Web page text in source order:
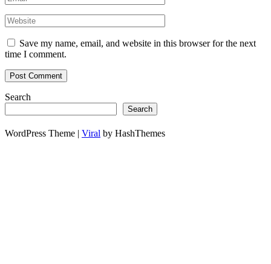
Save my name, email, and website in this browser for the next
time I comment.
Search
Search
WordPress Theme | Viral by HashThemes